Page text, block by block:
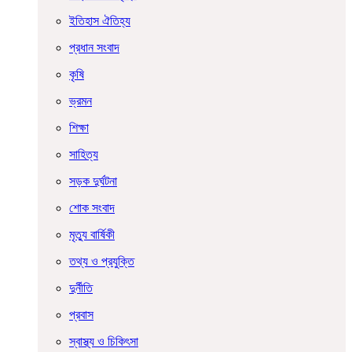
ইতিহাস ঐতিহ্য
প্রধান সংবাদ
কৃষি
ভ্রমন
শিক্ষা
সাহিত্য
সড়ক দুর্ঘটনা
শোক সংবাদ
মৃত্যু বার্ষিকী
তথ্য ও প্রযুক্তি
দুর্নীতি
প্রবাস
স্বাস্থ্য ও চিকিৎসা